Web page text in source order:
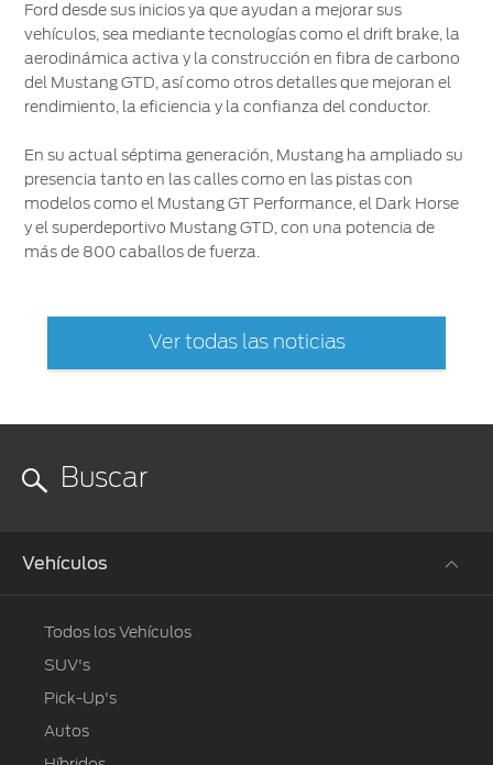
Ford desde sus inicios ya que ayudan a mejorar sus
vehículos, sea mediante tecnologías como el drift brake, la
aerodinámica activa y la construcción en fibra de carbono
del Mustang GTD, así como otros detalles que mejoran el
rendimiento, la eficiencia y la confianza del conductor.
En su actual séptima generación, Mustang ha ampliado su
presencia tanto en las calles como en las pistas con
modelos como el Mustang GT Performance, el Dark Horse
y el superdeportivo Mustang GTD, con una potencia de
más de 800 caballos de fuerza.
Ver todas las noticias
Vehículos
Todos los Vehículos
SUV's
Pick-Up's
Autos